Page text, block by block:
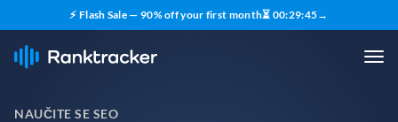
⚡ Flash Sale — 90% off your first month⏳ 00:29:43→
NAUČITE SE SEO